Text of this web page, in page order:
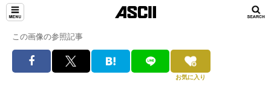
この画像の参照記事
お気に入り